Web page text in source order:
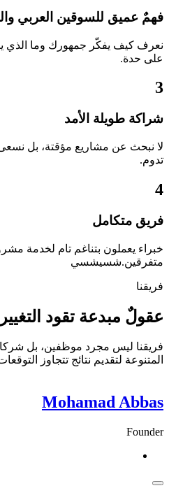
فهمٌ عميق للسوقين العربي
نعرف كيف يفكّر جمهورك وما الذي
على حدة.
3
شراكة طويلة الأمد
لا نبحث عن مشاريع مؤقتة، بل
تدوم.
4
فريق متكامل
خبراء يعملون بتناغم تام لخدمة
متفرقين.شسيشسي
فريقنا
عقولٌ مبدعة تقود التغيير
فريقنا ليس مجرد موظفين، بل
المتنوعة لتقديم نتائج تتجاوز
Mohamad Abbas
Founder